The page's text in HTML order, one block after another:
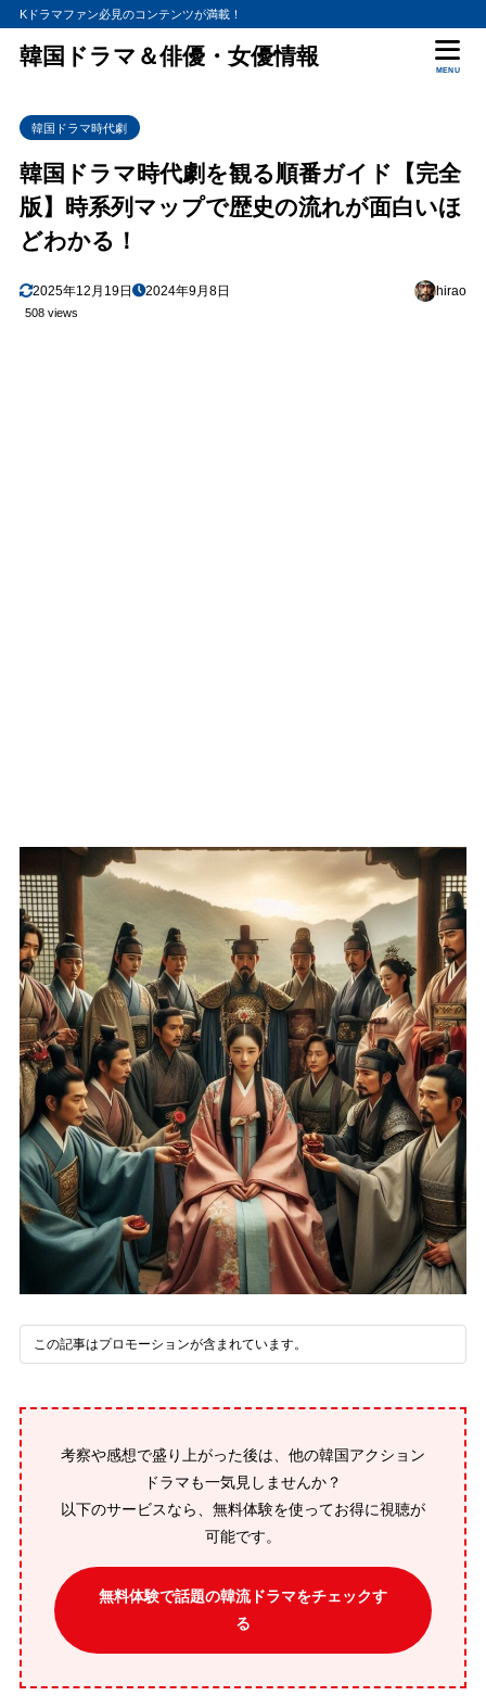
Kドラマファン必見のコンテンツが満載！
韓国ドラマ＆俳優・女優情報
MENU
韓国ドラマ時代劇
韓国ドラマ時代劇を観る順番ガイド【完全
版】時系列マップで歴史の流れが面白いほ
どわかる！
2025年12月19日 2024年9月8日 hirao
508 views
この記事はプロモーションが含まれています。
考察や感想で盛り上がった後は、他の韓国アクション
ドラマも一気見しませんか？
以下のサービスなら、無料体験を使ってお得に視聴が
可能です。
無料体験で話題の韓流ドラマをチェックす
る